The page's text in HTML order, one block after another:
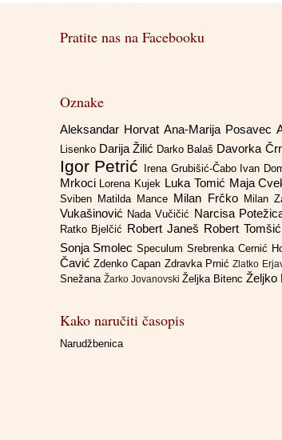
Pratite nas na Facebooku
Oznake
Aleksandar Horvat Ana-Marija Posavec
Lisenko Darija Žilić Darko Balaš Davorka
Igor Petrić Irena Grubišić-Čabo Ivan
Mrkoci Lorena Kujek Luka Tomić Maja
Sviben Matilda Mance Milan Frčko Milan
Vukašinović Nada Vučičić Narcisa
Ratko Bjelčić Robert Janeš Robert Tomšić
Sonja SmolecSpeculumSrebrenka Cernić
Čavić Zdenko Capan Zdravka PrnićZlatko
Snežana Žarko Jovanovski Željka Bitenc Željko
Kako naručiti časopis
Narudžbenica